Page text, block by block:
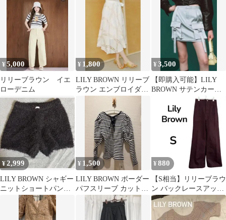
¥5,000
リリーブラウン イエ
ローデニム
¥ 1,800
LILY BROWN リリーブ
ラウン エンブロイダリ
ーレーススカート
¥3,500
【即購入可能】LILY
BROWN サテンカーゴ
スカート ライトブルー
¥2,999
LILY BROWN シャギー
ニットショートパンツ
ブラック
¥ 1,500
LILY BROWN ボーダー
パフスリーブ カットソ
ー リリーブラウン
¥ 880
【S相当】リリーブラウ
ン バックレースアップ
チノパンツ パープル